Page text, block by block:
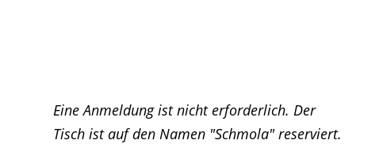
Eine Anmeldung ist nicht erforderlich. Der
Tisch ist auf den Namen "Schmola" reserviert.